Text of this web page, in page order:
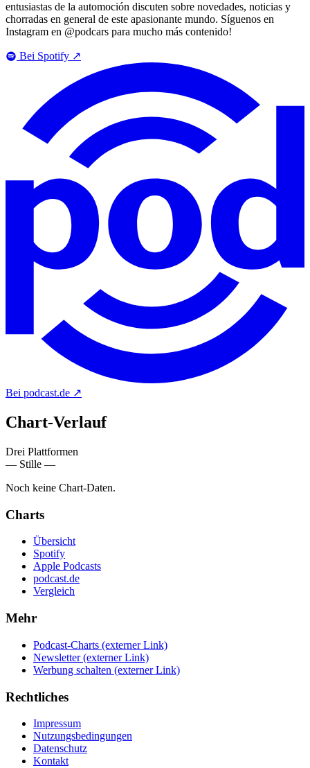
entusiastas de la automoción discuten sobre novedades, noticias y
chorradas en general de este apasionante mundo. Síguenos en
Instagram en @podcars para mucho más contenido!
Bei Spotify ↗
Bei podcast.de ↗
Chart-Verlauf
Drei Plattformen
— Stille —
Noch keine Chart-Daten.
Charts
Übersicht
Spotify
Apple Podcasts
podcast.de
Vergleich
Mehr
Podcast-Charts (externer Link)
Newsletter (externer Link)
Werbung schalten (externer Link)
Rechtliches
Impressum
Nutzungsbedingungen
Datenschutz
Kontakt